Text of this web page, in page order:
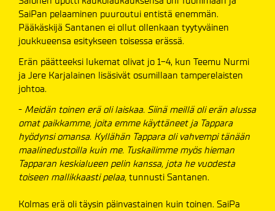
SaiPan pelaaminen puuroutui entistä enemmän.
Pääkäskijä Santanen ei ollut ollenkaan tyytyväinen
joukkueensa esitykseen toisessa erässä.
Erän päätteeksi lukemat olivat jo 1-4, kun Teemu Nurmi
ja Jere Karjalainen lisäsivät osumillaan tamperelaisten
johtoa.
- Meidän toinen erä oli laiskaa. Siinä meillä oli erän alussa
omat paikkamme, joita emme käyttäneet ja Tappara
hyödynsi omansa. Kyllähän Tappara oli vahvempi tänään
maalinedustoilla kuin me. Tuskailimme myös hieman
Tapparan keskialueen pelin kanssa, jota he vuodesta
toiseen mallikkaasti pelaa, tunnusti Santanen.
Kolmas erä oli täysin päinvastainen kuin toinen. SaiPa